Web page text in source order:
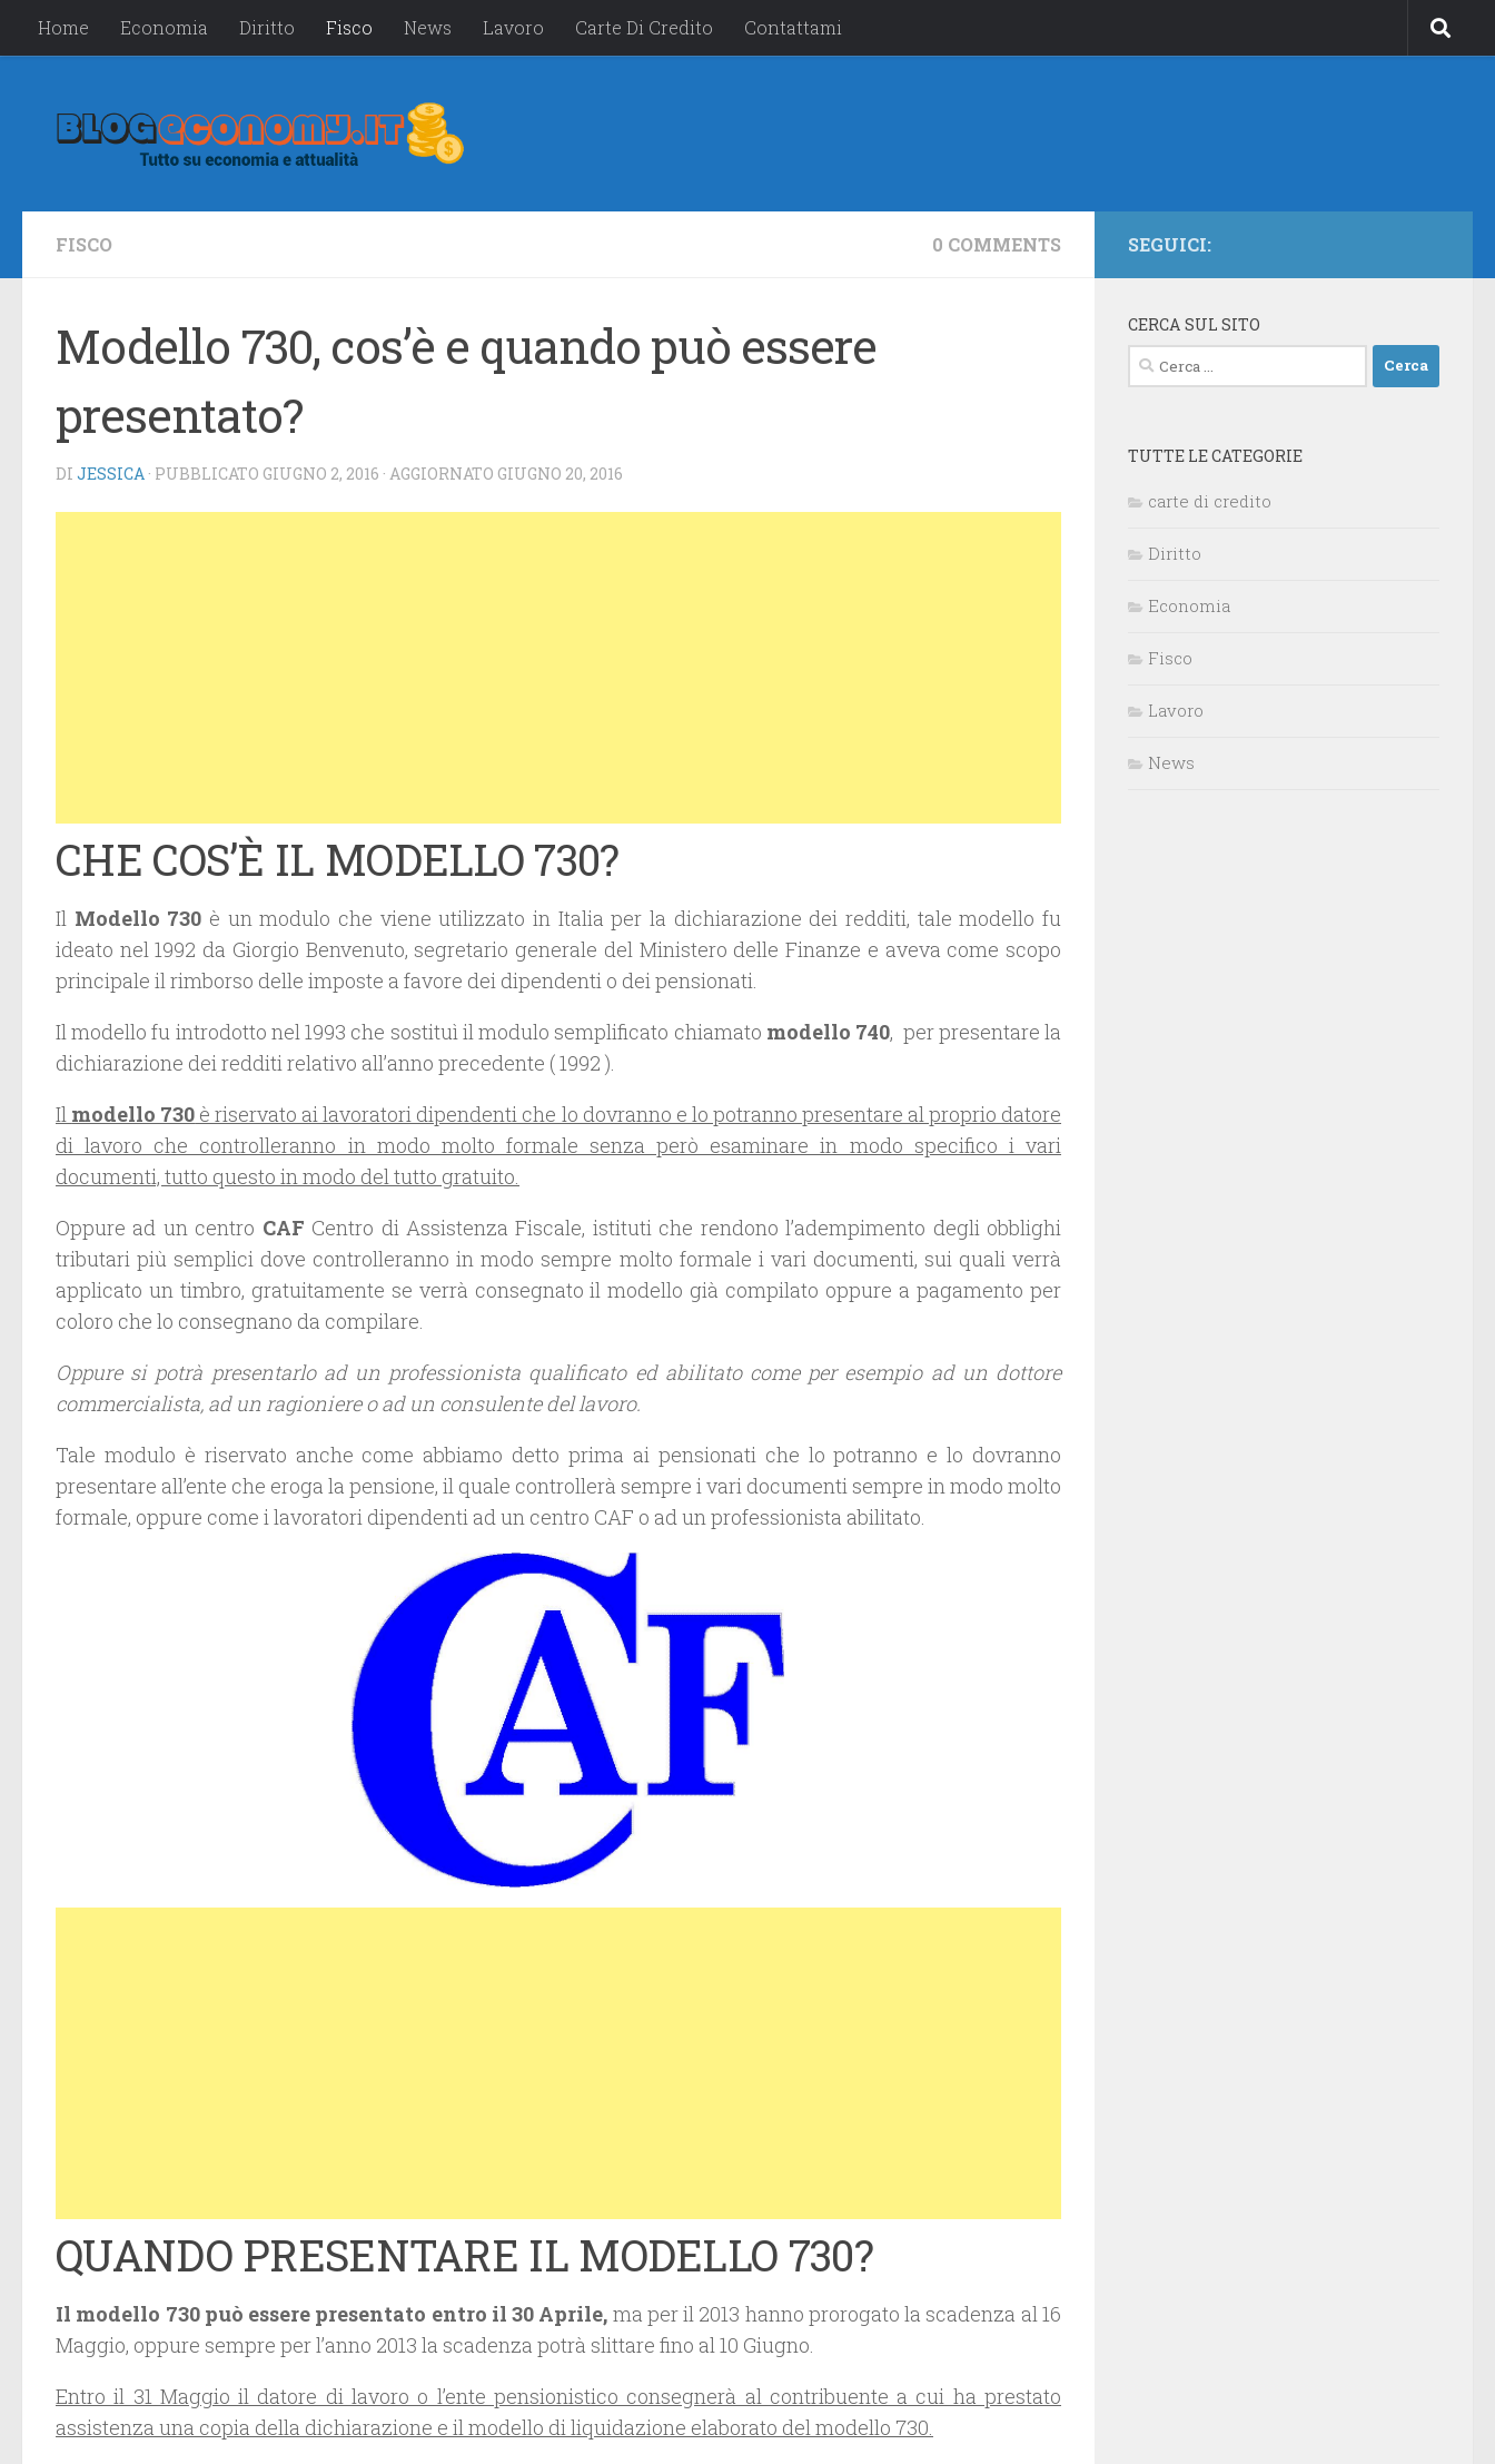
Salta al contenuto
Home Economia Diritto Fisco News Lavoro Carte Di Credito Contattami
FISCO 0 COMMENTS
Modello 730, cos’è e quando può essere
presentato?
DI JESSICA · PUBBLICATO GIUGNO 2, 2016 · AGGIORNATO GIUGNO 20, 2016
CHE COS’È IL MODELLO 730?
Il Modello 730 è un modulo che viene utilizzato in Italia per la dichiarazione dei redditi, tale modello fu
ideato nel 1992 da Giorgio Benvenuto, segretario generale del Ministero delle Finanze e aveva come scopo
principale il rimborso delle imposte a favore dei dipendenti o dei pensionati.
Il modello fu introdotto nel 1993 che sostituì il modulo semplificato chiamato modello 740, per presentare la
dichiarazione dei redditi relativo all’anno precedente ( 1992 ).
Il modello 730 è riservato ai lavoratori dipendenti che lo dovranno e lo potranno presentare al proprio datore
di lavoro che controlleranno in modo molto formale senza però esaminare in modo specifico i vari
documenti, tutto questo in modo del tutto gratuito.
Oppure ad un centro CAF Centro di Assistenza Fiscale, istituti che rendono l’adempimento degli obblighi
tributari più semplici dove controlleranno in modo sempre molto formale i vari documenti, sui quali verrà
applicato un timbro, gratuitamente se verrà consegnato il modello già compilato oppure a pagamento per
coloro che lo consegnano da compilare.
Oppure si potrà presentarlo ad un professionista qualificato ed abilitato come per esempio ad un dottore
commercialista, ad un ragioniere o ad un consulente del lavoro.
Tale modulo è riservato anche come abbiamo detto prima ai pensionati che lo potranno e lo dovranno
presentare all’ente che eroga la pensione, il quale controllerà sempre i vari documenti sempre in modo molto
formale, oppure come i lavoratori dipendenti ad un centro CAF o ad un professionista abilitato.
QUANDO PRESENTARE IL MODELLO 730?
Il modello 730 può essere presentato entro il 30 Aprile, ma per il 2013 hanno prorogato la scadenza al 16
Maggio, oppure sempre per l’anno 2013 la scadenza potrà slittare fino al 10 Giugno.
Entro il 31 Maggio il datore di lavoro o l’ente pensionistico consegnerà al contribuente a cui ha prestato
assistenza una copia della dichiarazione e il modello di liquidazione elaborato del modello 730.
SEGUICI:
CERCA SUL SITO
Ricerca
per:
TUTTE LE CATEGORIE
carte di credito
Diritto
Economia
Fisco
Lavoro
News